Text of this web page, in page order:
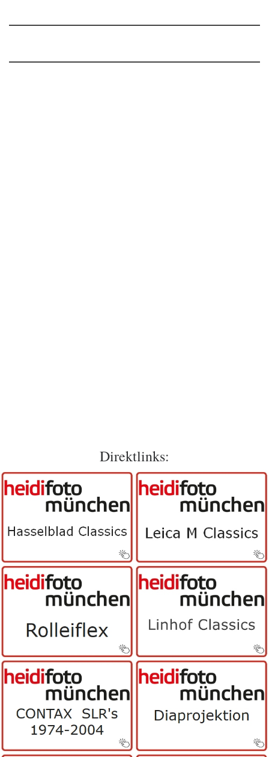
Direktlinks: